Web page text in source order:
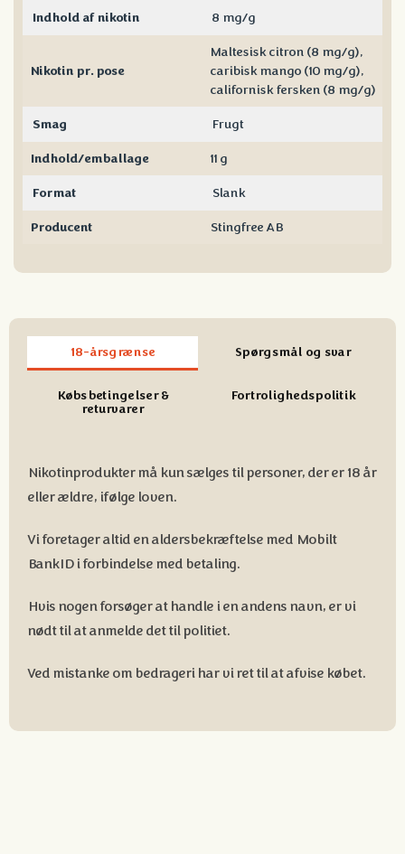
Indhold af nikotin 8 mg/g
Nikotin pr. pose
Maltesisk citron (8 mg/g),
caribisk mango (10 mg/g),
californisk fersken (8 mg/g)
Smag Frugt
Indhold/emballage 11 g
Format Slank
Producent Stingfree AB
18-årsgrænse Spørgsmål og svar
Købsbetingelser &
returvarer
Fortrolighedspolitik
Nikotinprodukter må kun sælges til personer, der er 18 år
eller ældre, ifølge loven.
Vi foretager altid en aldersbekræftelse med Mobilt
BankID i forbindelse med betaling.
Hvis nogen forsøger at handle i en andens navn, er vi
nødt til at anmelde det til politiet.
Ved mistanke om bedrageri har vi ret til at afvise købet.